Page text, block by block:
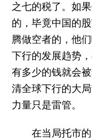
之七的税了。如
的，毕竟中国的
腾做空者的，他
下行的发展趋势
有多少的钱就会
清全球下行的大
力量只是雷管。
在当局托市